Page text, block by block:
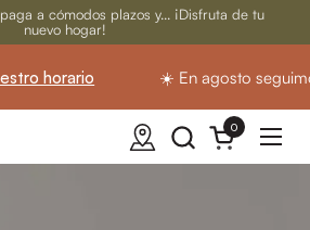
a cómodos plazos y... ¡Disfruta de tu
nuevo hogar!
☀️ En agosto seguimos
Abrir carrito
0
Abrir